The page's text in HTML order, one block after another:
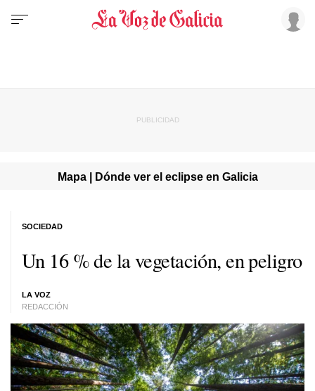
Mapa | Dónde ver el eclipse en Galicia
Un 16 % de la vegetación, en peligro
LA VOZ
REDACCIÓN
SOCIEDAD